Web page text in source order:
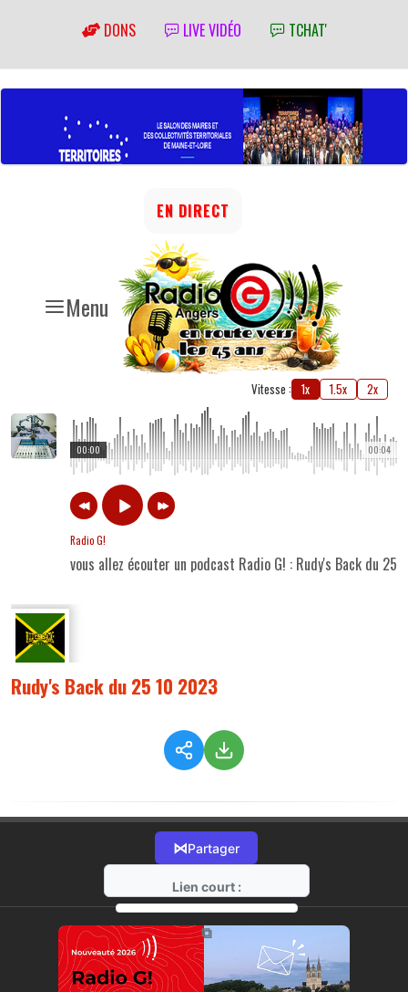
DONS LIVE VIDÉO TCHAT'
Menu
EN DIRECT
Vitesse : 1x 1.5x 2x
00:04
00:00
Radio G!
vous allez écouter un podcast Radio G! : Rudy's Back du 25
Rudy's Back du 25 10 2023
⋈Partager
Lien court :
https://radio-g.fr?12939
⧉